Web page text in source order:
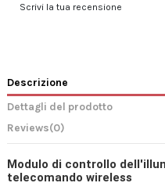
Scrivi la tua recensione
Descrizione
Dettagli del prodotto
Reviews(0)
Modulo di controllo
telecomando wireless